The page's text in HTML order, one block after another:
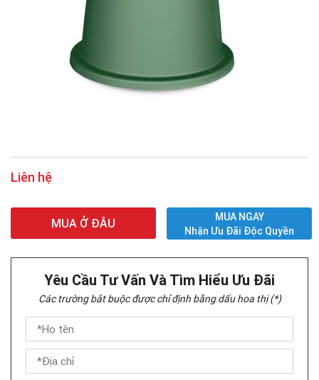
Liên hệ
MUA Ở ĐÂU
MUA NGAY
Nhận Ưu Đãi Độc Quyền
Yêu Cầu Tư Vấn Và Tìm Hiểu Ưu Đãi
Các trường bắt buộc được chỉ định bằng dấu hoa thị (*)